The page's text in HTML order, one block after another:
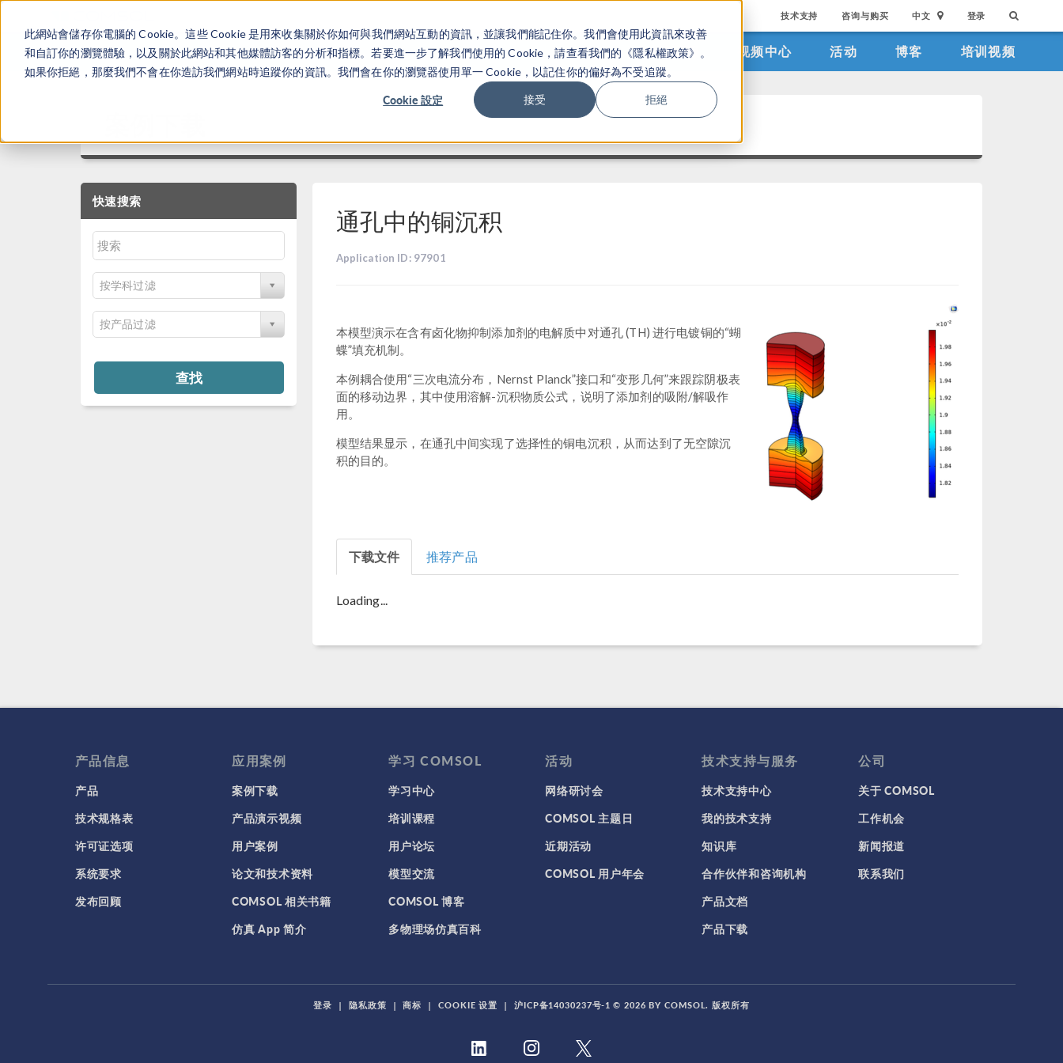
此網站會儲存你電腦的 Cookie。這些 Cookie 是用來收集關於你如何與我們網站互動的資訊，並讓我們能記住你。我們會使用此資訊來改善
和自訂你的瀏覽體驗，以及關於此網站和其他媒體訪客的分析和指標。若要進一步了解我們使用的 Cookie，請查看我們的《隱私權政策》。
如果你拒絕，那麼我們不會在你造訪我們網站時追蹤你的資訊。我們會在你的瀏覽器使用單一 Cookie，以記住你的偏好為不受追蹤。
Cookie 設定 接受 拒絕
技术支持 咨询与购买 中文 登录
产品 行业应用 视频中心 活动 博客 培训视频
快速搜索
按学科过滤
按产品过滤
查找
通孔中的铜沉积
Application ID: 97901
本模型演示在含有卤化物抑制添加剂的电解质中对通孔 (TH) 进行电镀铜的“蝴
蝶”填充机制。
本例耦合使用“三次电流分布，Nernst Planck”接口和“变形几何”来跟踪阴极表
面的移动边界，其中使用溶解-沉积物质公式，说明了添加剂的吸附/解吸作
用。
模型结果显示，在通孔中间实现了选择性的铜电沉积，从而达到了无空隙沉
积的目的。
下载文件 推荐产品
Loading...
产品信息
产品
技术规格表
许可证选项
系统要求
发布回顾
应用案例
案例下载
产品演示视频
用户案例
论文和技术资料
COMSOL 相关书籍
仿真 App 简介
学习 COMSOL
学习中心
培训课程
用户论坛
模型交流
COMSOL 博客
多物理场仿真百科
活动
网络研讨会
COMSOL 主题日
近期活动
COMSOL 用户年会
技术支持与服务
技术支持中心
我的技术支持
知识库
合作伙伴和咨询机构
产品文档
产品下载
公司
关于 COMSOL
工作机会
新闻报道
联系我们
登录 | 隐私政策 | 商标 | COOKIE 设置 | 沪ICP备14030237号-1 © 2026 BY COMSOL. 版权所有